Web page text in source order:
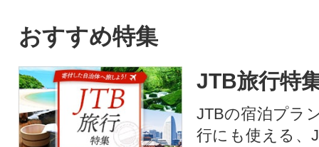
おすすめ特集
JTB旅行特
JTBの宿泊プラ
行にも使える、